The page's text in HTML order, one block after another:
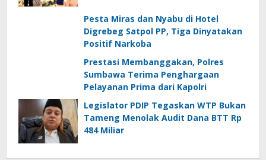
Pesta Miras dan Nyabu di Hotel
Digrebeg Satpol PP, Tiga Dinyatakan
Positif Narkoba
Prestasi Membanggakan, Polres
Sumbawa Terima Penghargaan
Pelayanan Prima dari Kapolri
Legislator PDIP Tegaskan WTP Bukan
Tameng Menolak Audit Dana BTT Rp
484 Miliar